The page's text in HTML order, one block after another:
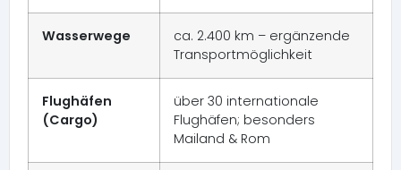
Wasserwege
ca. 2.400 km – ergänzende
Transportmöglichkeit
Flughäfen
(Cargo)
über 30 internationale
Flughäfen; besonders
Mailand & Rom